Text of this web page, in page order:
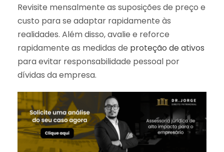
Revisite mensalmente as suposições de preço e
custo para se adaptar rapidamente às
realidades. Além disso, avalie e reforce
rapidamente as medidas de proteção de ativos
para evitar responsabilidade pessoal por
dívidas da empresa.